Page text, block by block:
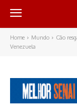
Home Mundo
Cão
Venezuela